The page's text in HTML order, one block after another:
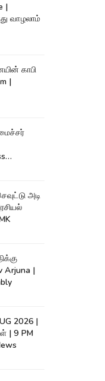
|
வாழலாம்
காபி
|
அடி
2026 |
| 9 PM